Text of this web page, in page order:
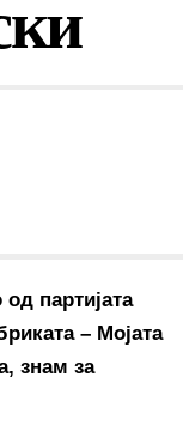
партијата
– Мојата
знам за